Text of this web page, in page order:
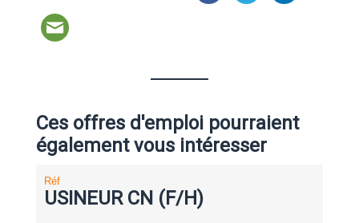
Ces offres d'emploi pourraient
également vous intéresser
Réf
USINEUR CN (F/H)